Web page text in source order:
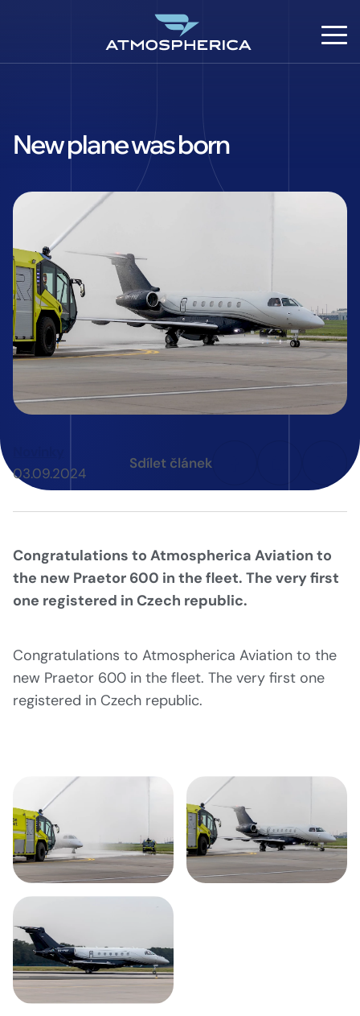
New plane was born
03.09.2024
Sdílet článek
Congratulations to Atmospherica Aviation to
the new Praetor 600 in the fleet. The very first
one registered in Czech republic.
Congratulations to Atmospherica Aviation to the
new Praetor 600 in the fleet. The very first one
registered in Czech republic.